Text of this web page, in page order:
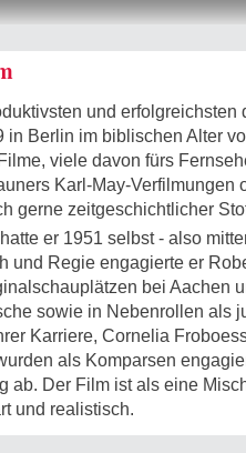
und erfolgreichsten
in Berlin im biblischen Alter
viele davon fürs
Karl-May-Verfilmungen
gerne zeitgeschichtlicher
er 1951 selbst - also
und Regie engagierte er
bei Aachen
sowie in Nebenrollen als
Karriere, Cornelia
als Komparsen
ab. Der Film ist als eine
und realistisch.